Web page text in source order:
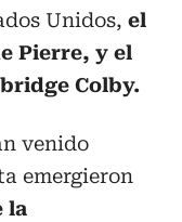
Unidos, el
Pierre, y el
Colby.
venido
emergieron
la